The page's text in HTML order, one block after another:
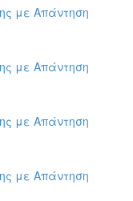
με Απάντηση
με Απάντηση
με Απάντηση
με Απάντηση